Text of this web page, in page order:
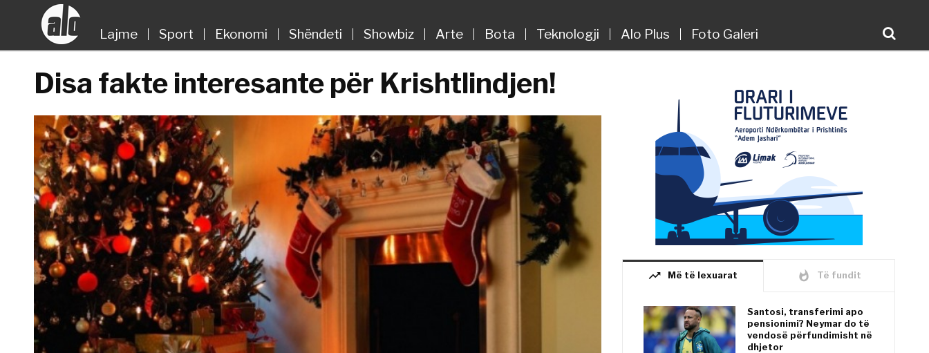
Lajme Sport Ekonomi Shëndeti Showbiz Arte Bota Teknologji Alo Plus Foto Galeri
Disa fakte interesante për Krishtlindjen!
trending_up Më të lexuarat whatshot Të fundit
Santosi, transferimi apo
pensionimi? Neymar do të
vendosë përfundimisht në
dhjetor